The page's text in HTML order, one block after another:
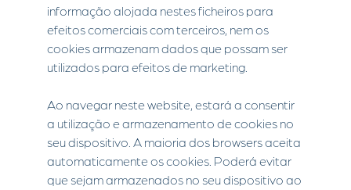
informação alojada nestes ficheiros para
efeitos comerciais com terceiros, nem os
cookies armazenam dados que possam ser
utilizados para efeitos de marketing.
Ao navegar neste website, estará a consentir
a utilização e armazenamento de cookies no
seu dispositivo. A maioria dos browsers aceita
automaticamente os cookies. Poderá evitar
que sejam armazenados no seu dispositivo ao